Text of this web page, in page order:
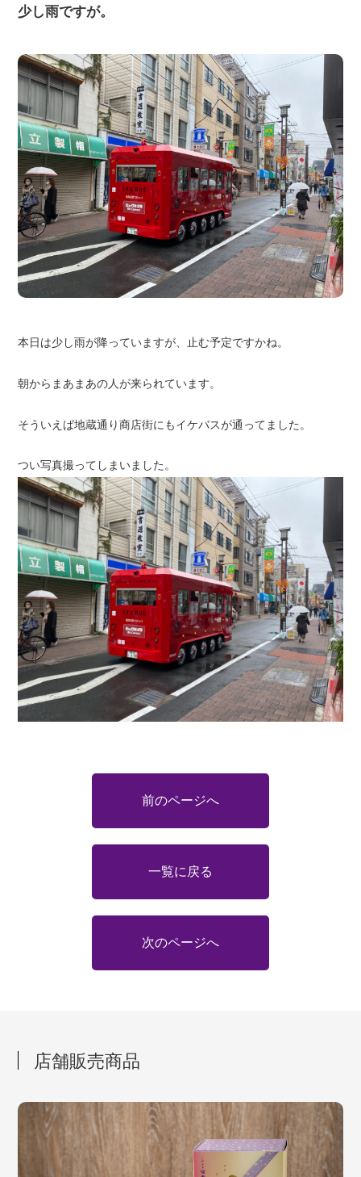
少し雨ですが。
本日は少し雨が降っていますが、止む予定ですかね。
朝からまあまあの人が来られています。
そういえば地蔵通り商店街にもイケバスが通ってました。
つい写真撮ってしまいました。
前のページへ
一覧に戻る
次のページへ
店舗販売商品